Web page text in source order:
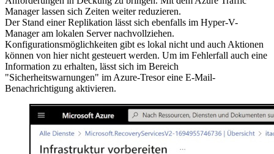
Manager lassen sich Zeiten weiter reduzieren.
Der Stand einer Replikation lässt sich ebenfalls im Hyper-V-
Manager am lokalen Server nachvollziehen.
Konfigurationsmöglichkeiten gibt es lokal nicht und auch Aktionen
können von hier nicht gesteuert werden. Um im Fehlerfall auch eine
Information zu erhalten, lässt sich im Bereich
"Sicherheitswarnungen" im Azure-Tresor eine E-Mail-
Benachrichtigung aktivieren.